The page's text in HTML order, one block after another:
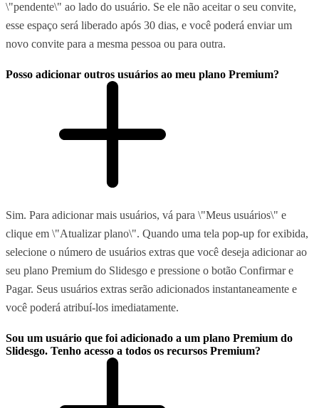
\"pendente\" ao lado do usuário. Se ele não aceitar o seu convite,
esse espaço será liberado após 30 dias, e você poderá enviar um
novo convite para a mesma pessoa ou para outra.
Posso adicionar outros usuários ao meu plano Premium?
Sim. Para adicionar mais usuários, vá para \"Meus usuários\" e
clique em \"Atualizar plano\". Quando uma tela pop-up for exibida,
selecione o número de usuários extras que você deseja adicionar ao
seu plano Premium do Slidesgo e pressione o botão Confirmar e
Pagar. Seus usuários extras serão adicionados instantaneamente e
você poderá atribuí-los imediatamente.
Sou um usuário que foi adicionado a um plano Premium do
Slidesgo. Tenho acesso a todos os recursos Premium?